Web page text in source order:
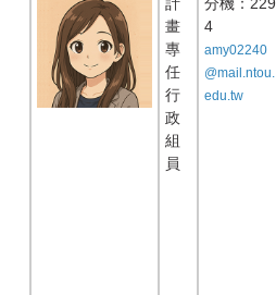
計
畫
專
任
行
政
組
員
分機：229
4
amy02240
@mail.ntou.
edu.tw